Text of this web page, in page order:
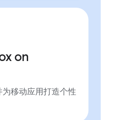
on
移动应用打造个性